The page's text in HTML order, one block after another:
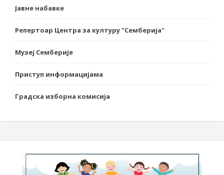
Јавне набавке
Репертоар Центра за културу "Семберија"
Музеј Семберије
Приступ информацијама
Градска изборна комисија